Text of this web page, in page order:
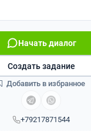
+79217871544
Начать диалог
Создать задание
Добавить в избранное